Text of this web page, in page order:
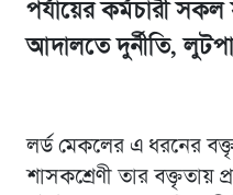
পর্যায়ের কর্মচারী
আদালতে দুর্নীতি,
লর্ড মেকলের এ ধরনের
শাসকশ্রেণী তার বক্তৃতায়